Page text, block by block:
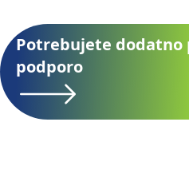
Potrebujete dodatno
podporo